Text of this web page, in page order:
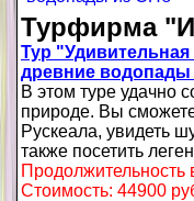
Турфирма
Тур
древние
В этом туре удачно
природе. Вы
Рускеала, увидеть
также посетить
Продолжительность
Стоимость: 44900